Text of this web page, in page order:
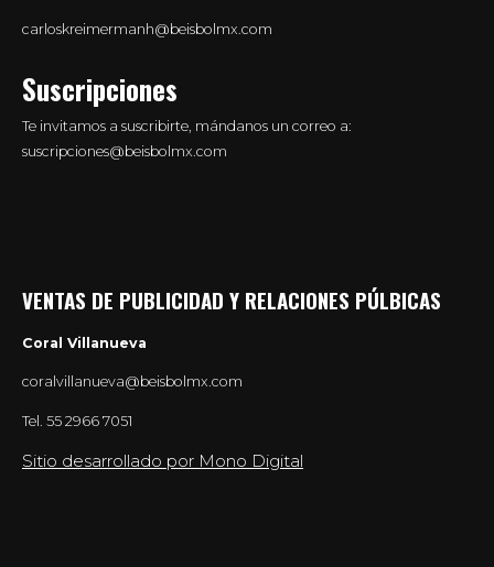
carloskreimermanh@beisbolmx.com
Suscripciones
Te invitamos a suscribirte, mándanos un correo a:
suscripciones@beisbolmx.com
VENTAS DE PUBLICIDAD Y RELACIONES PÚLBICAS
Coral Villanueva
coralvillanueva@beisbolmx.com
Tel. 55 2966 7051
Sitio desarrollado por Mono Digital